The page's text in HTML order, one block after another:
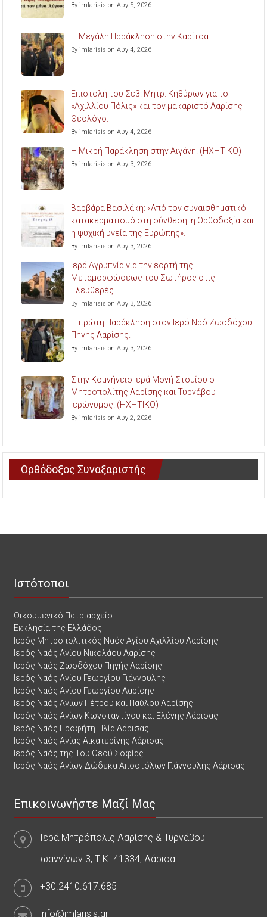
By imlarisis on Αυγ 5, 2026
Η Μεγάλη Παράκληση στην Καρίτσα.
By imlarisis on Αυγ 4, 2026
Επιστολή του Σεβ. Μητρ. Κηθύρων για το
«Αχιλλίου Πόλις» και τον μακαριστό Λαρίσης
Θεολόγο.
By imlarisis on Αυγ 4, 2026
Η Μικρή Παράκληση στην Αιγάνη. (ΗΧΗΤΙΚΟ)
By imlarisis on Αυγ 3, 2026
Βαρβάρα Βασιλάκη: «Από τον συναισθηματικό
κατακερματισμό στη σύνθεση: η Ορθοδοξία και
η ψυχική υγεία της Ευρώπης».
By imlarisis on Αυγ 3, 2026
Ιερά Αγρυπνία για την εορτή της
Μεταμορφώσεως του Σωτήρος στις
Ελευθερές.
By imlarisis on Αυγ 3, 2026
Η πρώτη Παράκληση στον Ιερό Ναό Ζωοδόχου
Πηγής Λαρίσης.
By imlarisis on Αυγ 3, 2026
Στην Κομνήνειο Ιερά Μονή Στομίου ο
Μητροπολίτης Λαρίσης και Τυρνάβου
Ιερώνυμος. (ΗΧΗΤΙΚΟ)
By imlarisis on Αυγ 2, 2026
Ορθόδοξος Συναξαριστής
Ιστότοποι
Οικουμενικό Πατριαρχείο
Εκκλησία της Ελλάδος
Ιερός Μητροπολιτικός Ναός Αγίου Αχιλλίου Λαρίσης
Ιερός Ναός Αγίου Νικολάου Λαρίσης
Ιερός Ναός Ζωοδόχου Πηγής Λαρίσης
Ιερός Ναός Αγίου Γεωργίου Γιάννουλης
Ιερός Ναός Αγίου Γεωργίου Λαρίσης
Ιερός Ναός Αγίων Πέτρου και Παύλου Λαρίσης
Ιερός Ναός Αγίων Κωνσταντίνου και Ελένης Λάρισας
Ιερός Ναός Προφήτη Ηλία Λάρισας
Ιερός Ναός Αγίας Αικατερίνης Λάρισας
Ιερός Ναός της Του Θεού Σοφίας
Ιερός Ναός Αγίων Δώδεκα Αποστόλων Γιάννουλης Λάρισας
Επικοινωνήστε Μαζί Μας
Ιερά Μητρόπολις Λαρίσης & Τυρνάβου
Ιωαννίνων 3, Τ.Κ. 41334, Λάρισα
+30.2410.617.685
info@imlarisis.gr